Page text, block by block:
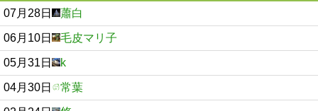
07月28日 蕭白
06月10日 毛皮マリ子
05月31日 k
04月30日 常葉